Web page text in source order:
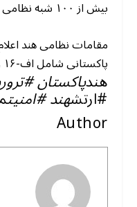
بیش از ۱۰۰ شبه نظامی کشته شدند.
مقامات نظامی هند
پاکستانی شامل اف-۱۶ و جی اف-۱۷ سرنگون شده اند.
هندپاکستان
#ارتشهند #امنیت
Author